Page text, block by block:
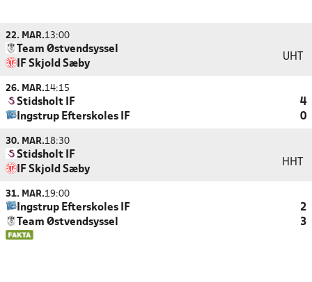
22. MAR.13:00
Team Østvendsyssel
IF Skjold Sæby
UHT
26. MAR.14:15
Stidsholt IF
4
Ingstrup Efterskoles IF
0
30. MAR.18:30
Stidsholt IF
IF Skjold Sæby
HHT
31. MAR.19:00
Ingstrup Efterskoles IF
2
Team Østvendsyssel
3